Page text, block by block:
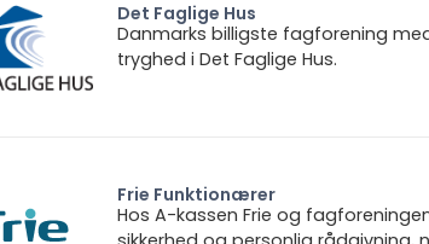
Det Faglige Hus
Danmarks billigste fagforening
tryghed i Det Faglige Hus.
Frie Funktionærer
Hos A-kassen Frie og